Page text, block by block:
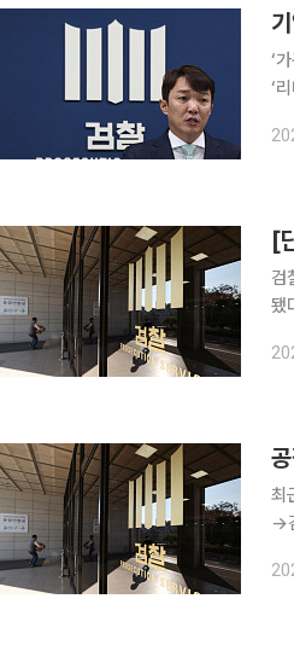
‘
‘
찰
[
검
됐다. 10일 본지 취재를 종합하면 대검찰청과 공정위
최
→